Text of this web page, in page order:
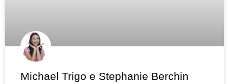
Michael Trigo e Stephanie Berchin